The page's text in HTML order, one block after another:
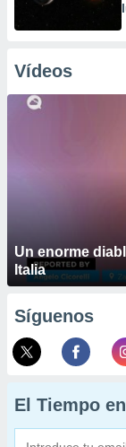
Vídeos
Un enorme
Italia
Síguenos
El Tiempo